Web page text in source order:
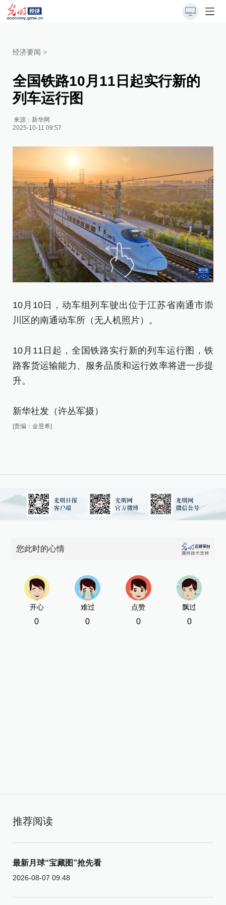
经济要闻 >
全国铁路10月11日起实行新的
列车运行图
来源： 新华网
2025-10-11 09:57
10月10日，动车组列车驶出位于江苏省南通市崇
川区的南通动车所（无人机照片）。
10月11日起，全国铁路实行新的列车运行图，铁
路客货运输能力、服务品质和运行效率将进一步提
升。
新华社发（许丛军摄）
[责编：金昱希]
您此时的心情
开心
0
难过
0
点赞
0
飘过
0
推荐阅读
最新月球“宝藏图”抢先看
2026-08-07 09:48